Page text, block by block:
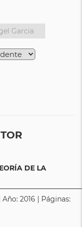
DE LA
2016 | Páginas: